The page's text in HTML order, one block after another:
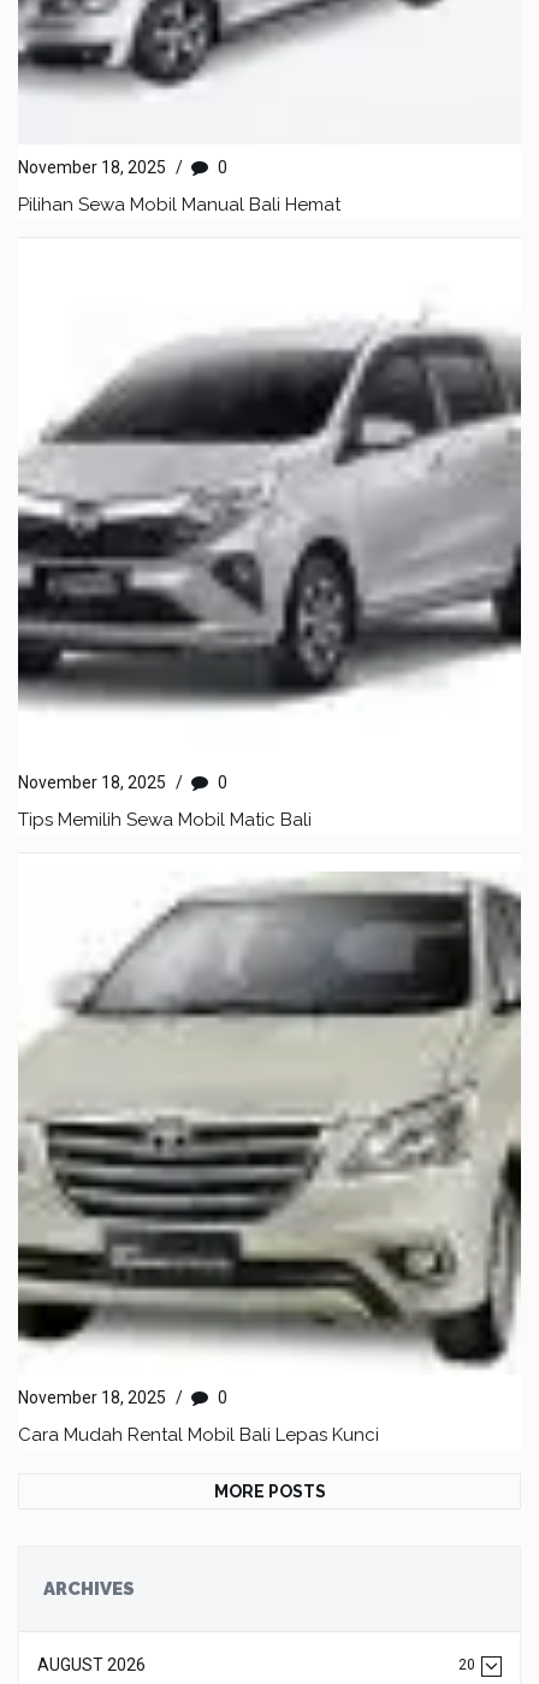
November 18, 2025 / 0
Pilihan Sewa Mobil Manual Bali Hemat
November 18, 2025 / 0
Tips Memilih Sewa Mobil Matic Bali
November 18, 2025 / 0
Cara Mudah Rental Mobil Bali Lepas Kunci
MORE POSTS
ARCHIVES
AUGUST 2026 20